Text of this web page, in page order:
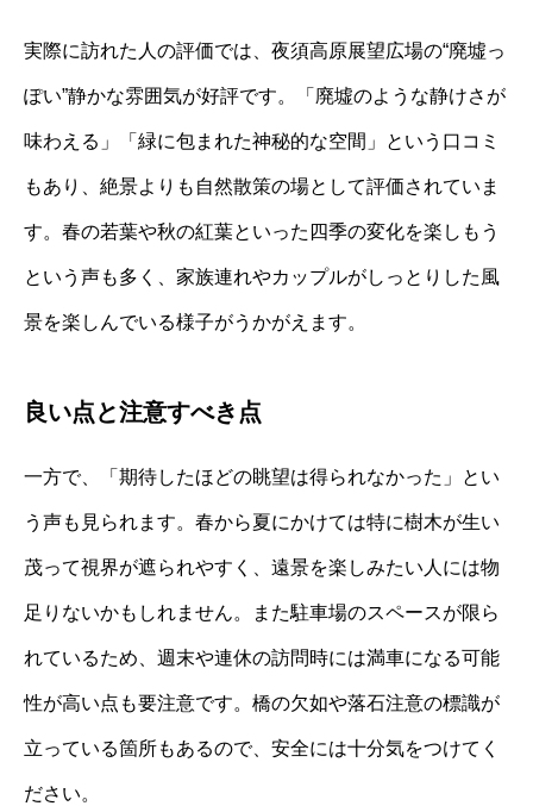
実際に訪れた人の評価では、夜須高原展望広場の“廃墟っ
ぽい”静かな雰囲気が好評です。「廃墟のような静けさが
味わえる」「緑に包まれた神秘的な空間」という口コミ
もあり、絶景よりも自然散策の場として評価されていま
す。春の若葉や秋の紅葉といった四季の変化を楽しもう
という声も多く、家族連れやカップルがしっとりした風
景を楽しんでいる様子がうかがえます。
良い点と注意すべき点
一方で、「期待したほどの眺望は得られなかった」とい
う声も見られます。春から夏にかけては特に樹木が生い
茂って視界が遮られやすく、遠景を楽しみたい人には物
足りないかもしれません。また駐車場のスペースが限ら
れているため、週末や連休の訪問時には満車になる可能
性が高い点も要注意です。橋の欠如や落石注意の標識が
立っている箇所もあるので、安全には十分気をつけてく
ださい。